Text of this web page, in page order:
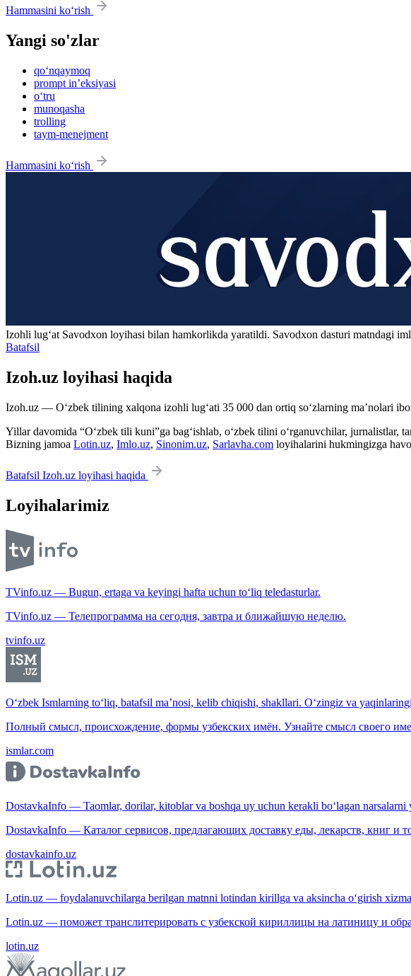
Hammasini ko‘rish
Yangi so'zlar
qo‘nqaymoq
prompt in’eksiyasi
o‘tru
munoqasha
trolling
taym-menejment
Hammasini ko‘rish
Izohli lugʻat Savodxon loyihasi bilan hamkorlikda yaratildi. Savodxon dasturi matndagi
Batafsil
Izoh.uz loyihasi haqida
Izoh.uz — O‘zbek tilining xalqona izohli lug‘ati 35 000 dan ortiq so‘zlarning ma’nolari
Yillar davomida “O‘zbek tili kuni”ga bag‘ishlab, o‘zbek tilini o‘rganuvchilar,
Bizning jamoa Lotin.uz, Imlo.uz, Sinonim.uz, Sarlavha.com loyihalarini hukmingizga
Batafsil Izoh.uz loyihasi haqida
Loyihalarimiz
TVinfo.uz — Bugun, ertaga va keyingi hafta uchun to‘liq teledasturlar.
TVinfo.uz — Телепрограмма на сегодня, завтра и ближайшую неделю.
tvinfo.uz
O‘zbek Ismlarning to‘liq, batafsil ma’nosi, kelib chiqishi, shakllari. O‘zingiz va
Полный смысл, происхождение, формы узбекских имён. Узнайте смысл своего
ismlar.com
DostavkaInfo — Taomlar, dorilar, kitoblar va boshqa uy uchun kerakli bo‘lagan narsalarni
DostavkaInfo — Каталог сервисов, предлагающих доставку еды, лекарств, книг и
dostavkainfo.uz
Lotin.uz — foydalanuvchilarga berilgan matnni lotindan kirillga va aksincha o‘girish
Lotin.uz — поможет транслитерировать с узбекской кириллицы на латиницу и
lotin.uz